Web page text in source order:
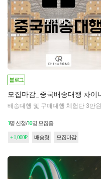
모집마감
블로그
배송대행 및 구매대행 체험단 3만원
1명 신청/16명 모집중
+ 1,000P 배송형 모집마감